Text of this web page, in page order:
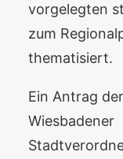
vorgelegten
zum
thematisiert.
Ein Antrag
Wiesbadener